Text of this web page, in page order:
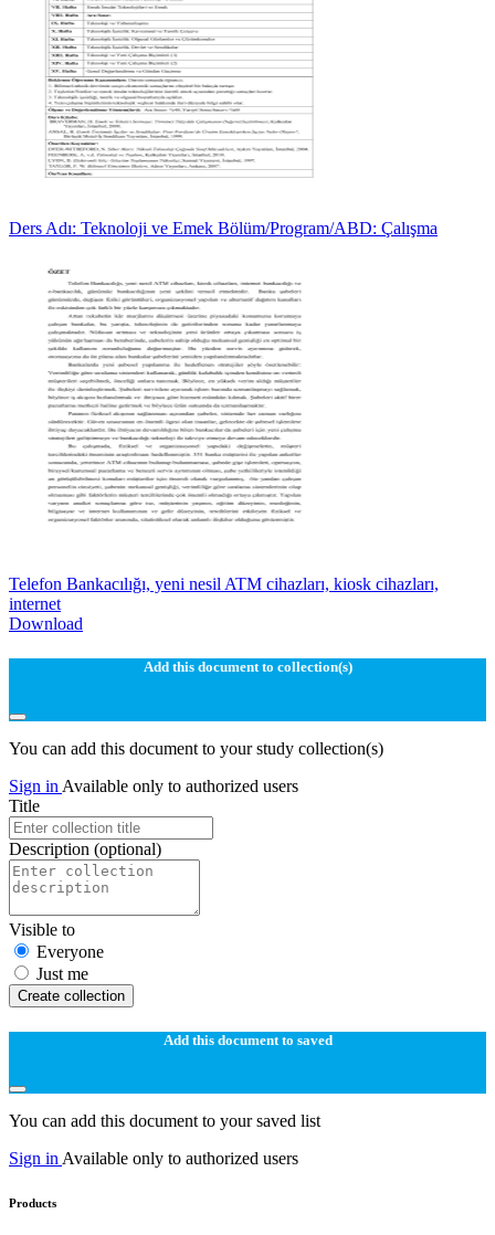
Ders Adı: Teknoloji ve Emek Bölüm/Program/ABD: Çalışma
Telefon Bankacılığı, yeni nesil ATM cihazları, kiosk cihazları,
internet
Download
Add this document to collection(s)
You can add this document to your study collection(s)
Sign in Available only to authorized users
Title
Description (optional)
Visible to
Everyone
Just me
Create collection
Add this document to saved
You can add this document to your saved list
Sign in Available only to authorized users
Products